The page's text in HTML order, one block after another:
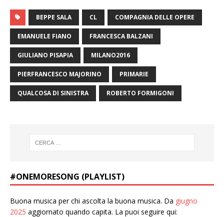
BEPPE SALA CL COMPAGNIA DELLE OPERE
EMANUELE FIANO FRANCESCA BALZANI
GIULIANO PISAPIA MILANO2016
PIERFRANCESCO MAJORINO PRIMARIE
QUALCOSA DI SINISTRA ROBERTO FORMIGONI
#ONEMORESONG (PLAYLIST)
Buona musica per chi ascolta la buona musica. Da giugno
2025 aggiornato quando capita. La puoi seguire qui: